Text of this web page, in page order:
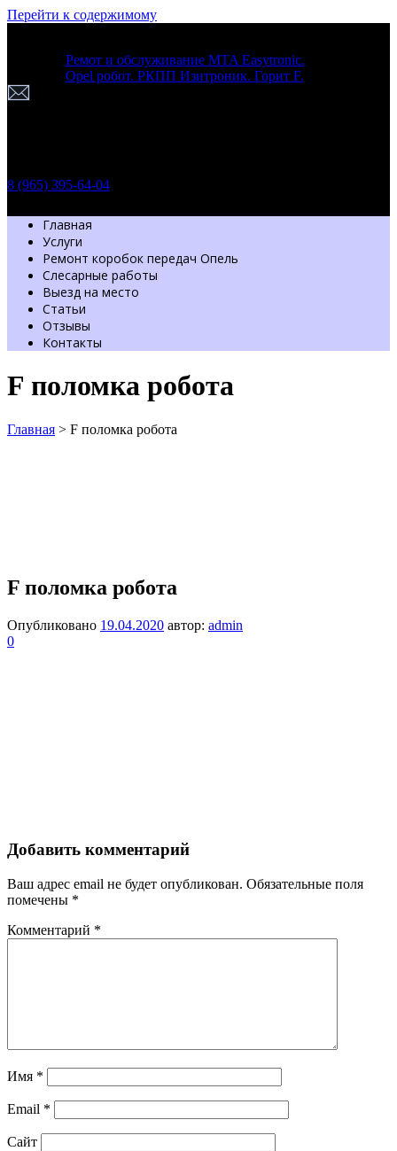
Перейти к содержимому
Ремот и обслуживание MTA Easytronic.
Opel робот. РКПП Изитроник. Горит F.
8 (965) 395-64-04
Главная
Услуги
Ремонт коробок передач Опель
Слесарные работы
Выезд на место
Статьи
Отзывы
Контакты
F поломка робота
Главная > F поломка робота
F поломка робота
Опубликовано 19.04.2020 автор: admin
0
Добавить комментарий
Ваш адрес email не будет опубликован. Обязательные поля
помечены *
Комментарий *
Имя *
Email *
Сайт